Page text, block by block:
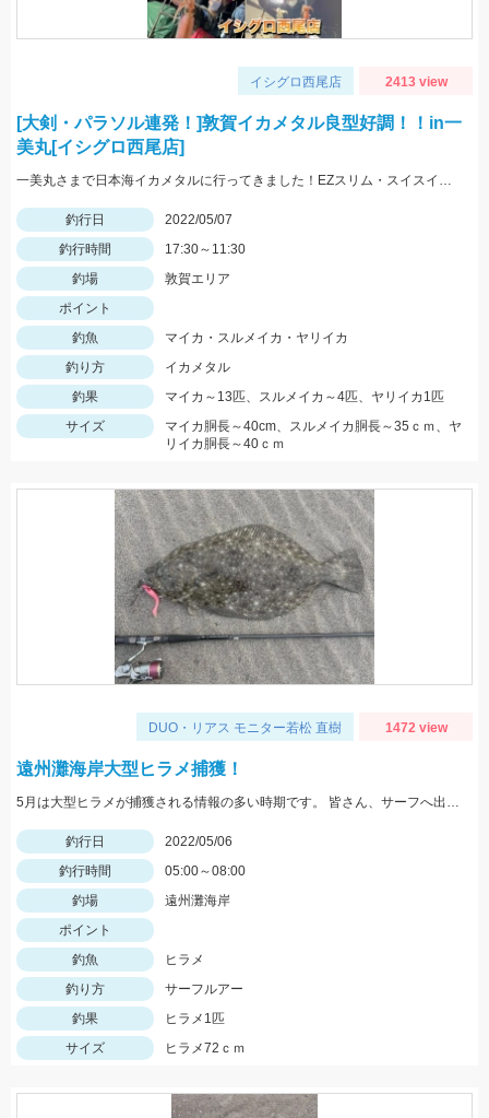
イシグロ西尾店 2413 view
[大剣・パラソル連発！]敦賀イカメタル良型好調！！in一
美丸[イシグロ西尾店]
一美丸さまで日本海イカメタルに行ってきました！EZスリム・スイスイドロッパーで大剣・パラソルマイカ＆良型ヤリイカGET！
釣行日
2022/05/07
釣行時間
17:30～11:30
釣場
敦賀エリア
ポイント
釣魚
マイカ・スルメイカ・ヤリイカ
釣り方
イカメタル
釣果
マイカ～13匹、スルメイカ～4匹、ヤリイカ1匹
サイズ
マイカ胴長～40cm、スルメイカ胴長～35ｃｍ、ヤ
リイカ胴長～40ｃｍ
DUO・リアス モニター若松 直樹 1472 view
遠州灘海岸大型ヒラメ捕獲！
5月は大型ヒラメが捕獲される情報の多い時期です。 皆さん、サーフへ出かけましょう！
釣行日
2022/05/06
釣行時間
05:00～08:00
釣場
遠州灘海岸
ポイント
釣魚
ヒラメ
釣り方
サーフルアー
釣果
ヒラメ1匹
サイズ
ヒラメ72ｃｍ